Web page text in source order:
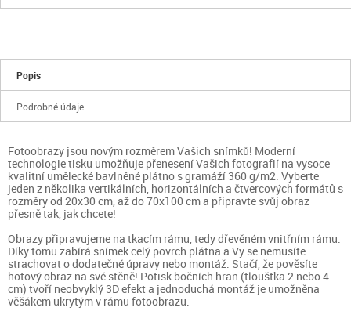
Popis
Podrobné údaje
Fotoobrazy jsou novým rozměrem Vašich snímků! Moderní
technologie tisku umožňuje přenesení Vašich fotografií na vysoce
kvalitní umělecké bavlněné plátno s gramáží 360 g/m2. Vyberte
jeden z několika vertikálních, horizontálních a čtvercových formátů s
rozměry od 20x30 cm, až do 70x100 cm a připravte svůj obraz
přesně tak, jak chcete!
Obrazy připravujeme na tkacím rámu, tedy dřevěném vnitřním rámu.
Díky tomu zabírá snímek celý povrch plátna a Vy se nemusíte
strachovat o dodatečné úpravy nebo montáž. Stačí, že pověsíte
hotový obraz na své stěně! Potisk bočních hran (tloušťka 2 nebo 4
cm) tvoří neobvyklý 3D efekt a jednoduchá montáž je umožněna
věšákem ukrytým v rámu fotoobrazu.